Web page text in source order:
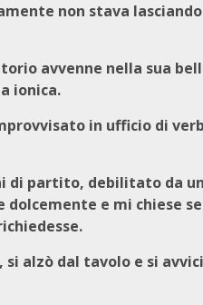
non stava
avvenne nella sua
ionica.
in ufficio di
di partito, debilitato da
dolcemente e mi chiese
alzò dal tavolo e si